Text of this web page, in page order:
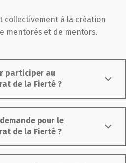
collectivement à la création
mentorés et de mentors.
participer au
de la Fierté ?
pour le
de la Fierté ?